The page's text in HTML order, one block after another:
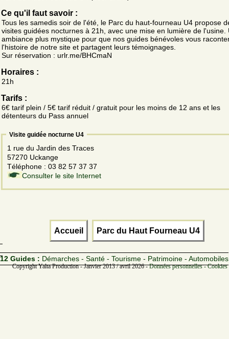
Ce qu'il faut savoir :
Tous les samedis soir de l'été, le Parc du haut-fourneau U4 propose
visites guidées nocturnes à 21h, avec une mise en lumière de l'usine.
ambiance plus mystique pour que nos guides bénévoles vous
l'histoire de notre site et partagent leurs témoignages.
Sur réservation : urlr.me/BHCmaN
Horaires :
21h
Tarifs :
6€ tarif plein / 5€ tarif réduit / gratuit pour les moins de 12 ans et les
détenteurs du Pass annuel
Visite guidée nocturne U4
1 rue du Jardin des Traces
57270 Uckange
Téléphone : 03 82 57 37 37
Consulter le site Internet
Accueil Parc du Haut Fourneau U4
12 Guides : Démarches - Santé - Tourisme - Patrimoine - Automobiles
Copyright Yalta Production - Janvier 2013 / avril 2026 -Données personnelles -